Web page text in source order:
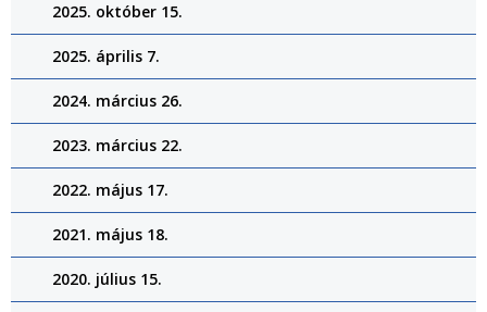
2025. október 15.
2025. április 7.
2024. március 26.
2023. március 22.
2022. május 17.
2021. május 18.
2020. július 15.